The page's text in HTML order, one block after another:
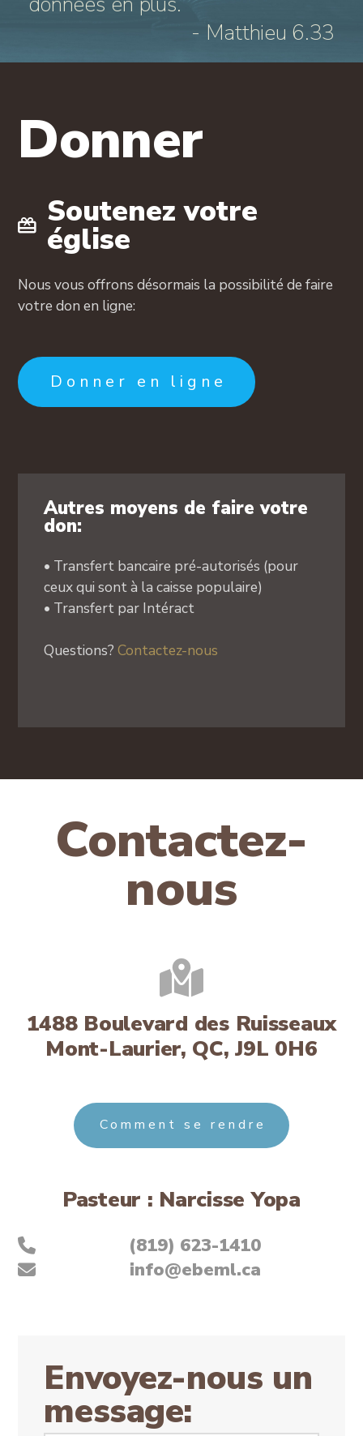
- Matthieu 6.33
Donner
Soutenez votre
église
Nous vous offrons désormais la possibilité de faire
votre don en ligne:
Donner en ligne
Autres moyens de faire votre
don:
• Transfert bancaire pré-autorisés (pour
ceux qui sont à la caisse populaire)
• Transfert par Intéract
Questions?Contactez-nous
Contactez-
nous
1488 Boulevard des Ruisseaux
Mont-Laurier, QC, J9L 0H6
Comment se rendre
Pasteur : Narcisse Yopa
(819) 623-1410
info@ebeml.ca
Envoyez-nous un
message: